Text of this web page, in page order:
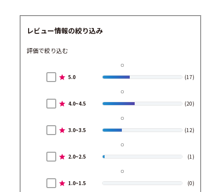
レビュー情報の絞り込み
評価で絞り込む
5.0 (17)
4.0~4.5 (20)
3.0~3.5 (12)
2.0~2.5 (1)
1.0~1.5 (0)